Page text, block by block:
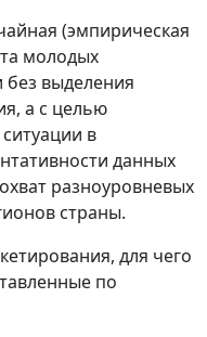
(эмпирическая
молодых
без выделения
а с целью
в
данных
разноуровневых
страны.
для чего
по